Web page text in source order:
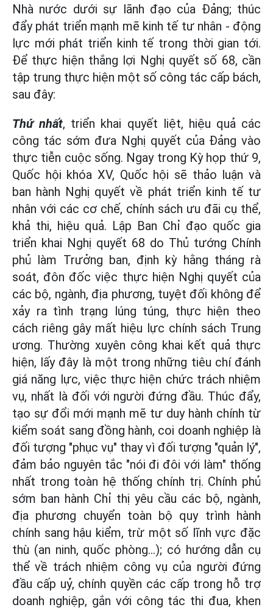
Nhà nước dưới sự lãnh đạo của Đảng; thúc
đẩy phát triển mạnh mẽ kinh tế tư nhân - động
lực mới phát triển kinh tế trong thời gian tới.
Để thực hiện thắng lợi Nghị quyết số 68, cần
tập trung thực hiện một số công tác cấp bách,
sau đây:
Thứ nhất, triển khai quyết liệt, hiệu quả các
công tác sớm đưa Nghị quyết của Đảng vào
thực tiễn cuộc sống. Ngay trong Kỳ họp thứ 9,
Quốc hội khóa XV, Quốc hội sẽ thảo luận và
ban hành Nghị quyết về phát triển kinh tế tư
nhân với các cơ chế, chính sách ưu đãi cụ thể,
khả thi, hiệu quả. Lập Ban Chỉ đạo quốc gia
triển khai Nghị quyết 68 do Thủ tướng Chính
phủ làm Trưởng ban, định kỳ hằng tháng rà
soát, đôn đốc việc thực hiện Nghị quyết của
các bộ, ngành, địa phương, tuyệt đối không để
xảy ra tình trạng lúng túng, thực hiện theo
cách riêng gây mất hiệu lực chính sách Trung
ương. Thường xuyên công khai kết quả thực
hiện, lấy đây là một trong những tiêu chí đánh
giá năng lực, việc thực hiện chức trách nhiệm
vụ, nhất là đối với người đứng đầu. Thúc đẩy,
tạo sự đổi mới mạnh mẽ tư duy hành chính từ
kiểm soát sang đồng hành, coi doanh nghiệp là
đối tượng "phục vụ" thay vì đối tượng "quản lý",
đảm bảo nguyên tắc "nói đi đôi với làm" thống
nhất trong toàn hệ thống chính trị. Chính phủ
sớm ban hành Chỉ thị yêu cầu các bộ, ngành,
địa phương chuyển toàn bộ quy trình hành
chính sang hậu kiểm, trừ một số lĩnh vực đặc
thù (an ninh, quốc phòng…); có hướng dẫn cụ
thể về trách nhiệm công vụ của người đứng
đầu cấp uỷ, chính quyền các cấp trong hỗ trợ
doanh nghiệp, gắn với công tác thi đua, khen